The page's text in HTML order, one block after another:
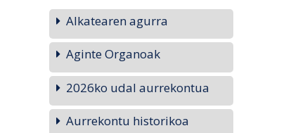
Alkatearen agurra
Aginte Organoak
2026ko udal aurrekontua
Aurrekontu historikoa